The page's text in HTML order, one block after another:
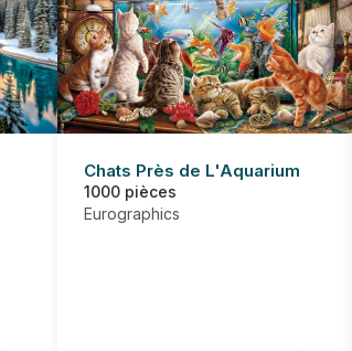
Chats Près de L'Aquarium
1000 pièces
Eurographics